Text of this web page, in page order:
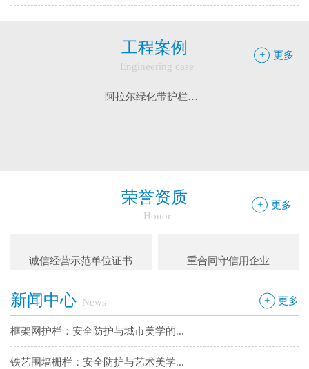
阿拉尔市安装新款黄金绿化带护栏 + 更多
工程案例
Engineering case
阿拉尔绿化带护栏工程
+ 更多
荣誉资质
Honor
诚信经营示范单位证书 重合同守信用企业
+ 更多
新闻中心 News
新疆金邦伟业道路隔离栅：以创新工...
球场围栏网：守护运动安全的“隐形...
新疆金邦伟业道路隔离栅：以创新工...
钢板网：城市基建与工业领域的“金...
框架网护栏：安全防护与城市美学的...
铁艺围墙栅栏：安全防护与艺术美学...